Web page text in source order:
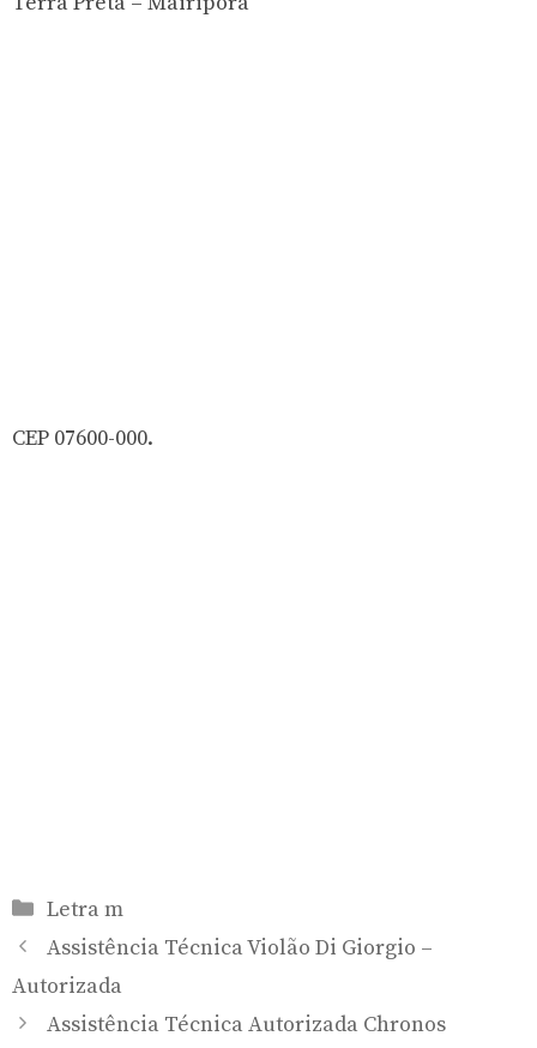
CEP 07600-000.
Categorias
Letra m
Assistência Técnica Violão Di Giorgio –
Autorizada
Assistência Técnica Autorizada Chronos